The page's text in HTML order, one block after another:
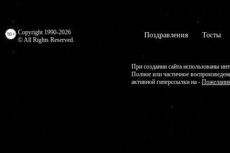
Copyright 1990-2026
© All Rights Reserved.
Поздравления Тосты
При создании сайта использованы
Полное или частичное
активной гиперссылки на -